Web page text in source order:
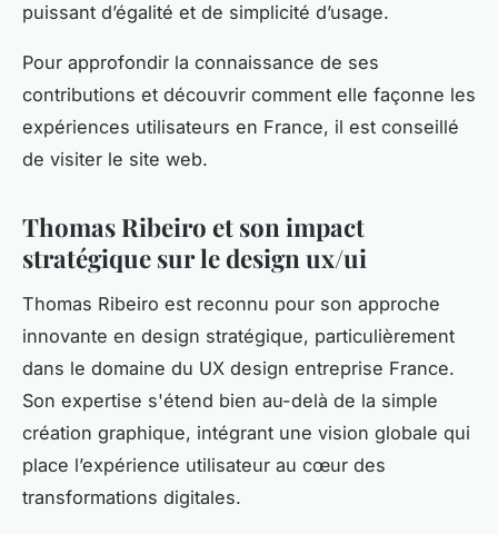
puissant d’égalité et de simplicité d’usage.
Pour approfondir la connaissance de ses
contributions et découvrir comment elle façonne les
expériences utilisateurs en France, il est conseillé
de visiter le site web.
Thomas Ribeiro et son impact
stratégique sur le design ux/ui
Thomas Ribeiro est reconnu pour son approche
innovante en design stratégique, particulièrement
dans le domaine du UX design entreprise France.
Son expertise s'étend bien au-delà de la simple
création graphique, intégrant une vision globale qui
place l’expérience utilisateur au cœur des
transformations digitales.